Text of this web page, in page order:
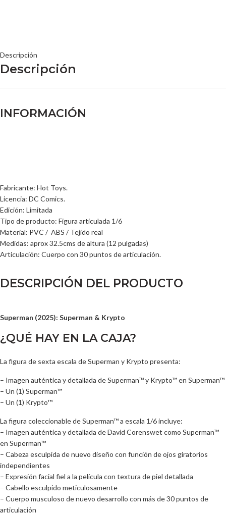
Descripción
Descripción
INFORMACIÓN
Fabricante: Hot Toys.
Licencia: DC Comics.
Edición: Limitada
Tipo de producto: Figura articulada 1/6
Material: PVC / ABS / Tejido real
Medidas: aprox 32.5cms de altura (12 pulgadas)
Articulación: Cuerpo con 30 puntos de articulación.
DESCRIPCIÓN DEL PRODUCTO
Superman (2025): Superman & Krypto
¿QUÉ HAY EN LA CAJA?
La figura de sexta escala de Superman y Krypto presenta:
– Imagen auténtica y detallada de Superman™ y Krypto™ en Superman™
– Un (1) Superman™
– Un (1) Krypto™
La figura coleccionable de Superman™ a escala 1/6 incluye:
– Imagen auténtica y detallada de David Corenswet como Superman™
en Superman™
– Cabeza esculpida de nuevo diseño con función de ojos giratorios
independientes
– Expresión facial fiel a la película con textura de piel detallada
– Cabello esculpido meticulosamente
– Cuerpo musculoso de nuevo desarrollo con más de 30 puntos de
articulación